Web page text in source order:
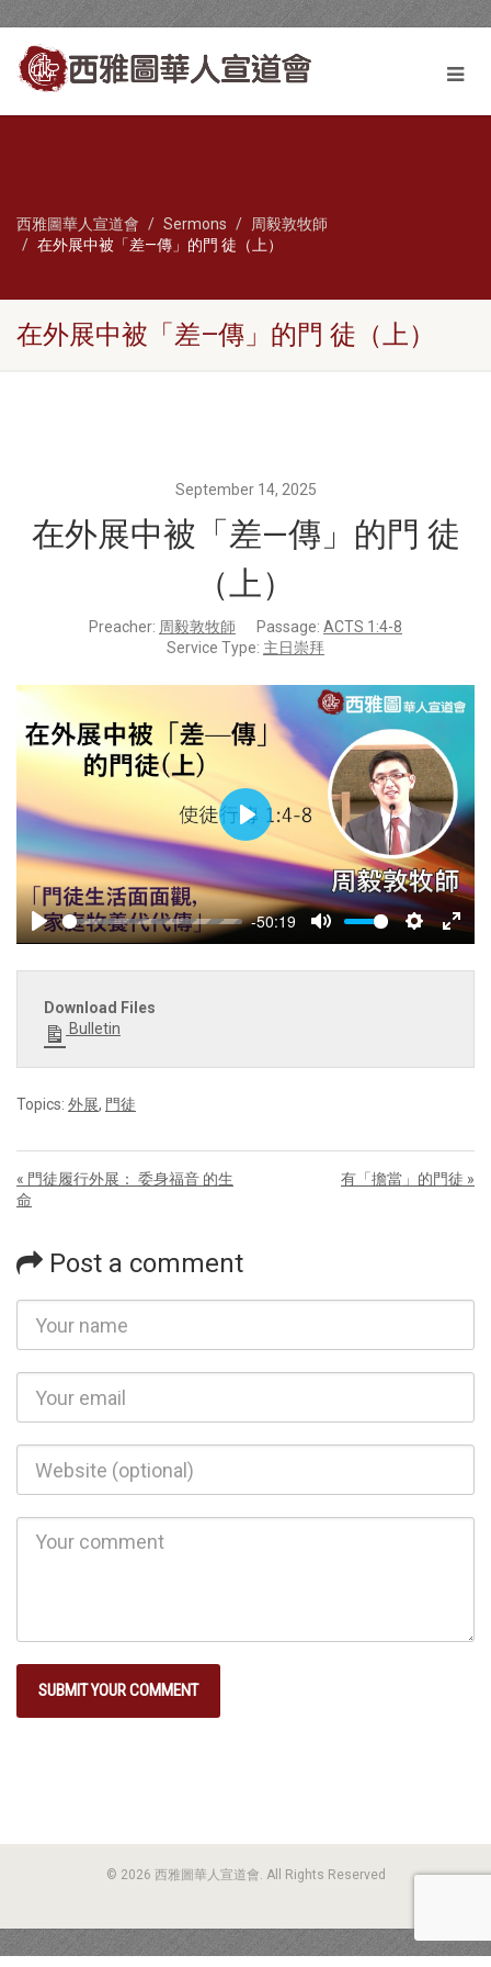
西雅圖華人宣道會 Sermons
周毅敦牧師
在外展中被「差—傳」的門 徒（上）
在外展中被「差—傳」的門 徒（上）
September 14, 2025
在外展中被「差—傳」的門 徒
（上）
Preacher: 周毅敦牧師 Passage: ACTS 1:4-8
Service Type: 主日崇拜
Play
-50:19
Mute
Settings
Enter
Play
Download Files
Bulletin
Topics: 外展, 門徒
« 門徒履行外展： 委身福音 的生
命
有「擔當」的門徒 »
Post a comment
© 2026 西雅圖華人宣道會. All Rights Reserved